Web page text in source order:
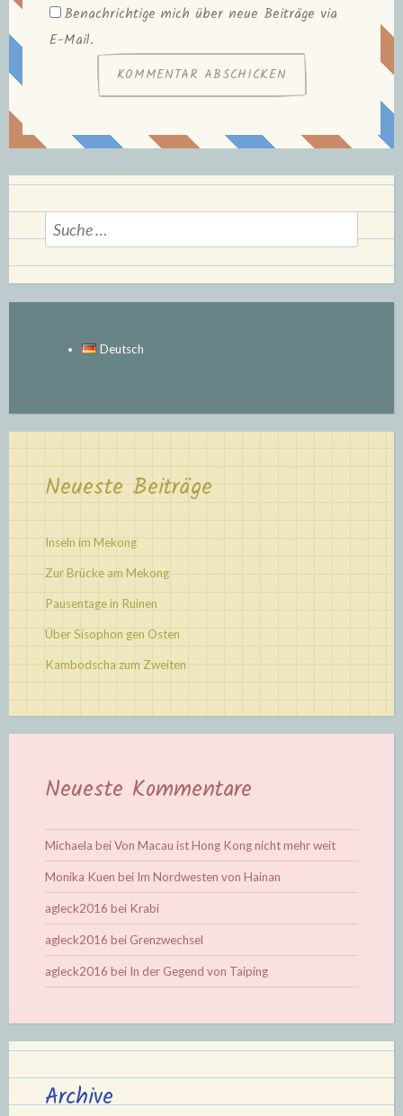
Benachrichtige mich über neue Beiträge via
E-Mail.
Suche
nach:
Deutsch
Neueste Beiträge
Inseln im Mekong
Zur Brücke am Mekong
Pausentage in Ruinen
Über Sisophon gen Osten
Kambodscha zum Zweiten
Neueste Kommentare
Michaela beiVon Macau ist Hong Kong nicht mehr weit
Monika Kuen bei Im Nordwesten von Hainan
agleck2016 bei Krabi
agleck2016 bei Grenzwechsel
agleck2016 bei In der Gegend von Taiping
Archive